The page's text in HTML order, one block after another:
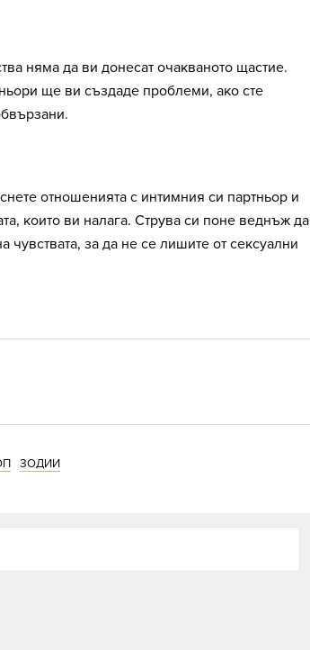
няма да ви донесат очакваното щастие.
ще ви създаде проблеми, ако сте
отношенията с интимния си партньор и
които ви налага. Струва си поне веднъж да
чувствата, за да не се лишите от сексуални
ЗОДИИ